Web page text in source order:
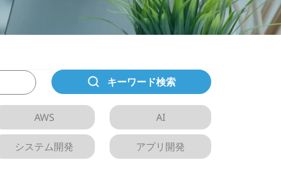
キーワード検索
AWS AI
システム開発 アプリ開発